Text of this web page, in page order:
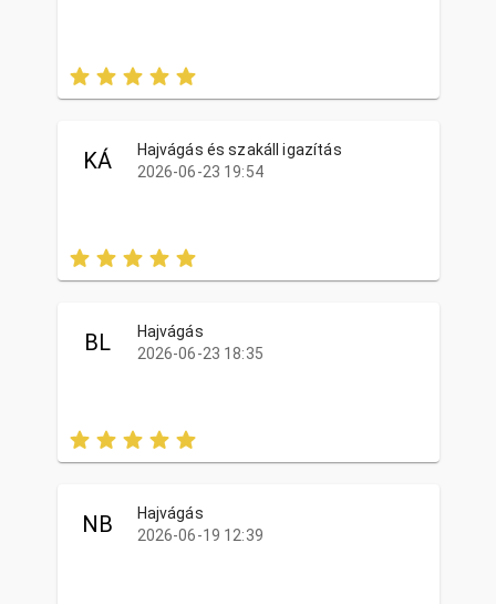
KÁ
Hajvágás és szakáll igazítás
2026-06-23 19:54
BL
Hajvágás
2026-06-23 18:35
NB
Hajvágás
2026-06-19 12:39